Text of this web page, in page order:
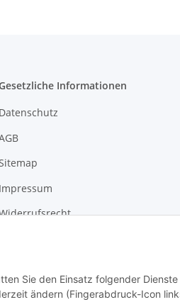
Informationen
Datenschutz
Impressum
Sie den Einsatz folgender
ändern (Fingerabdruck-Icon